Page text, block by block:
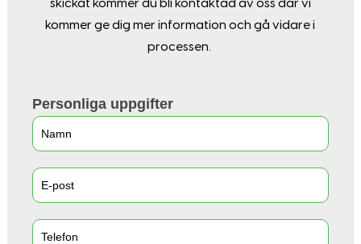
skickat kommer du bli kontaktad av oss där vi
kommer ge dig mer information och gå vidare i
processen.
Personliga uppgifter